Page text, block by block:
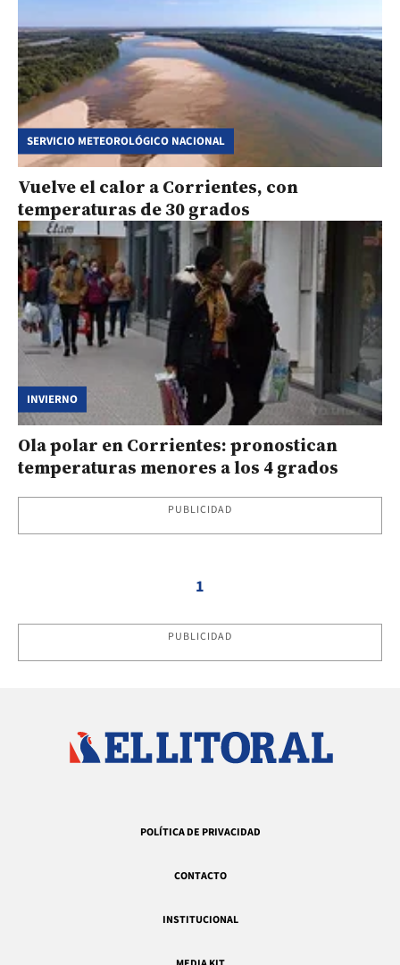
SERVICIO METEOROLÓGICO NACIONAL
Vuelve el calor a Corrientes, con
temperaturas de 30 grados
INVIERNO
Ola polar en Corrientes: pronostican
temperaturas menores a los 4 grados
PUBLICIDAD
1
PUBLICIDAD
POLÍTICA DE PRIVACIDAD
CONTACTO
INSTITUCIONAL